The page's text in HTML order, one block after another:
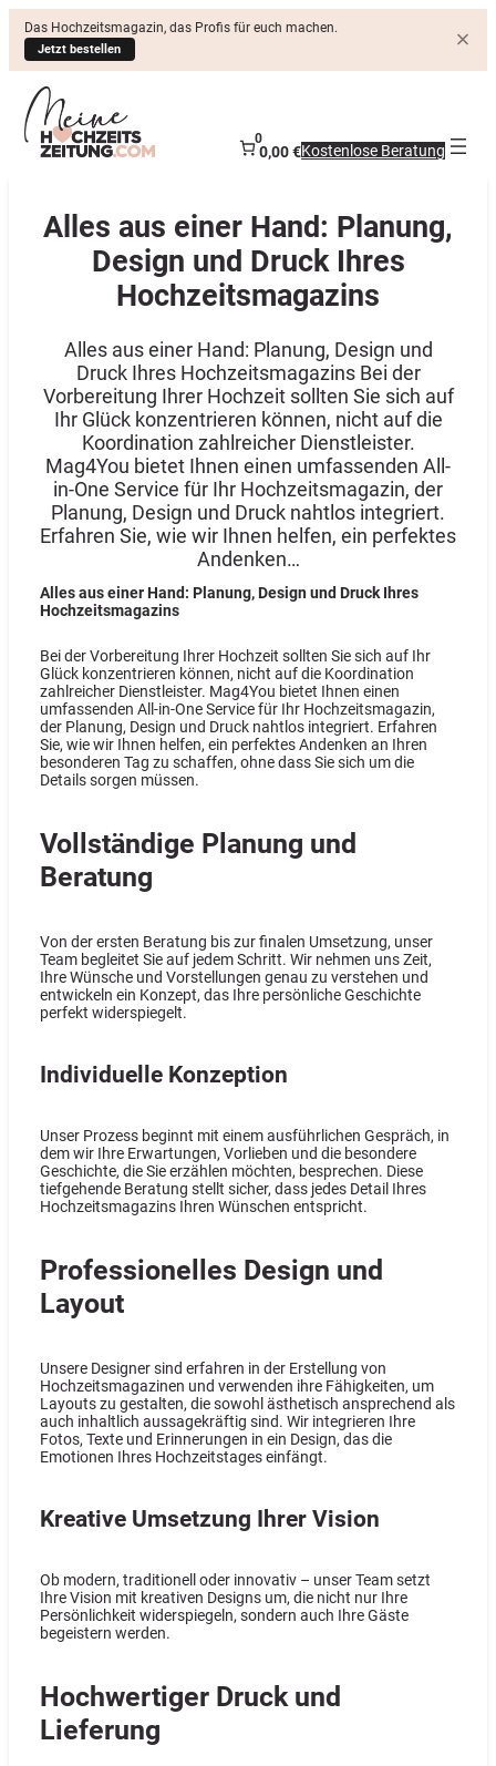
Das Hochzeitsmagazin, das Profis für euch machen.
Jetzt bestellen
0
0,00 €Kostenlose Beratung
Alles aus einer Hand: Planung,
Design und Druck Ihres
Hochzeitsmagazins
Alles aus einer Hand: Planung, Design und
Druck Ihres Hochzeitsmagazins Bei der
Vorbereitung Ihrer Hochzeit sollten Sie sich auf
Ihr Glück konzentrieren können, nicht auf die
Koordination zahlreicher Dienstleister.
Mag4You bietet Ihnen einen umfassenden All-
in-One Service für Ihr Hochzeitsmagazin, der
Planung, Design und Druck nahtlos integriert.
Erfahren Sie, wie wir Ihnen helfen, ein perfektes
Andenken…
Alles aus einer Hand: Planung, Design und Druck Ihres
Hochzeitsmagazins
Bei der Vorbereitung Ihrer Hochzeit sollten Sie sich auf Ihr
Glück konzentrieren können, nicht auf die Koordination
zahlreicher Dienstleister. Mag4You bietet Ihnen einen
umfassenden All-in-One Service für Ihr Hochzeitsmagazin,
der Planung, Design und Druck nahtlos integriert. Erfahren
Sie, wie wir Ihnen helfen, ein perfektes Andenken an Ihren
besonderen Tag zu schaffen, ohne dass Sie sich um die
Details sorgen müssen.
Vollständige Planung und
Beratung
Von der ersten Beratung bis zur finalen Umsetzung, unser
Team begleitet Sie auf jedem Schritt. Wir nehmen uns Zeit,
Ihre Wünsche und Vorstellungen genau zu verstehen und
entwickeln ein Konzept, das Ihre persönliche Geschichte
perfekt widerspiegelt.
Individuelle Konzeption
Unser Prozess beginnt mit einem ausführlichen Gespräch, in
dem wir Ihre Erwartungen, Vorlieben und die besondere
Geschichte, die Sie erzählen möchten, besprechen. Diese
tiefgehende Beratung stellt sicher, dass jedes Detail Ihres
Hochzeitsmagazins Ihren Wünschen entspricht.
Professionelles Design und
Layout
Unsere Designer sind erfahren in der Erstellung von
Hochzeitsmagazinen und verwenden ihre Fähigkeiten, um
Layouts zu gestalten, die sowohl ästhetisch ansprechend als
auch inhaltlich aussagekräftig sind. Wir integrieren Ihre
Fotos, Texte und Erinnerungen in ein Design, das die
Emotionen Ihres Hochzeitstages einfängt.
Kreative Umsetzung Ihrer Vision
Ob modern, traditionell oder innovativ – unser Team setzt
Ihre Vision mit kreativen Designs um, die nicht nur Ihre
Persönlichkeit widerspiegeln, sondern auch Ihre Gäste
begeistern werden.
Hochwertiger Druck und
Lieferung